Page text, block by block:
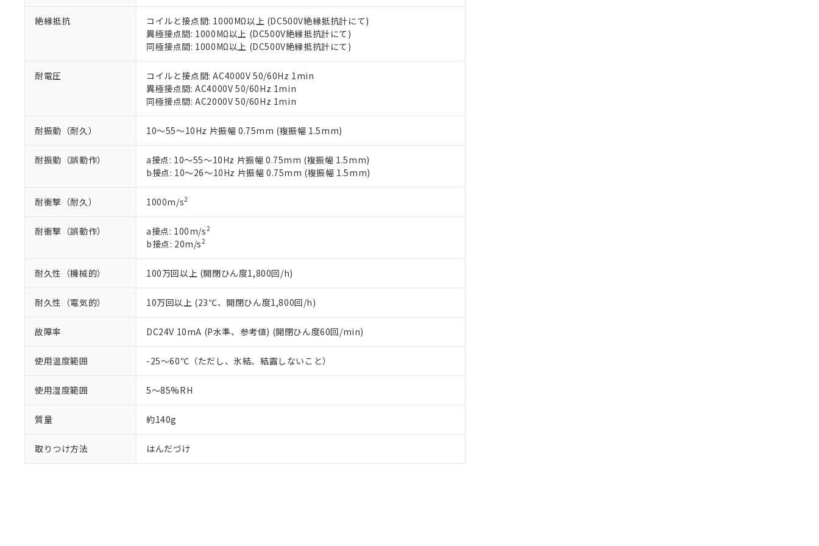
絶縁抵抗
コイルと接点間: 1000MΩ以上 (DC500V絶縁抵抗計にて)
異極接点間: 1000MΩ以上 (DC500V絶縁抵抗計にて)
同極接点間: 1000MΩ以上 (DC500V絶縁抵抗計にて)
耐電圧
コイルと接点間: AC4000V 50/60Hz 1min
異極接点間: AC4000V 50/60Hz 1min
同極接点間: AC2000V 50/60Hz 1min
耐振動（耐久） 10～55～10Hz 片振幅 0.75mm (複振幅 1.5mm)
耐振動（誤動作）
a接点: 10～55～10Hz 片振幅 0.75mm (複振幅 1.5mm)
b接点: 10～26～10Hz 片振幅 0.75mm (複振幅 1.5mm)
耐衝撃（耐久） 1000m/s2
耐衝撃（誤動作） a接点: 100m/s2
b接点: 20m/s2
耐久性（機械的） 100万回以上 (開閉ひん度1,800回/h)
耐久性（電気的） 10万回以上 (23℃、開閉ひん度1,800回/h)
故障率 DC24V 10mA (P水準、参考値) (開閉ひん度60回/min)
使用温度範囲 -25～60℃（ただし、氷結、結露しないこと）
使用湿度範囲 5～85%RH
質量 約140g
取りつけ方法 はんだづけ
さい。
※当社の共同利用者とは、"個人情報の共同利用に関して"
いる法人を指します。
下記の非含有証明書をダウンロードすることができます。
EU RoHS指令（10物質）の非含有証明書
51物質の非含有証明書（当社基準）
※本証明書は発行日時点で非含有を証明するもので、過去に遡って非含有を証明するものではありません。
また、RoHS指令のフタル酸エステル類４物質の対応では、対応完了までの期間は出荷製品に未対応品が
混在することから備考欄に対応日を記載しておりました。
既に当社にて対応品への在庫切替を完了していることから、特段のことがない限り、2022年1月12日よ
り割愛しております。
白